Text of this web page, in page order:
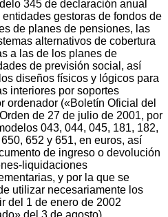
345 de declaración anual
gestoras de fondos de
de planes de pensiones, las
alternativos de cobertura
a las de los planes de
de previsión social, así
diseños físicos y lógicos para
interiores por soportes
ordenador («Boletín Oficial del
de 27 de julio de 2001, por
043, 044, 045, 181, 182,
652 y 651, en euros, así
de ingreso o devolución
liquidaciones
y por la que se
utilizar necesariamente los
del 1 de enero de 2002
del 3 de agosto).